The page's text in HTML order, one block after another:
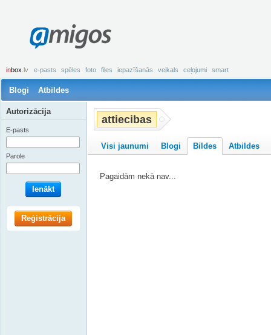
amigos
inbox .lv e-pasts spēles foto files iepazīšanās veikals ceļojumi smart
Blogi Atbildes
attiecibas
Visi jaunumi Blogi Bildes Atbildes
Pagaidām nekā nav...
Autorizācija
E-pasts
Parole
Ienākt
Reģistrācija